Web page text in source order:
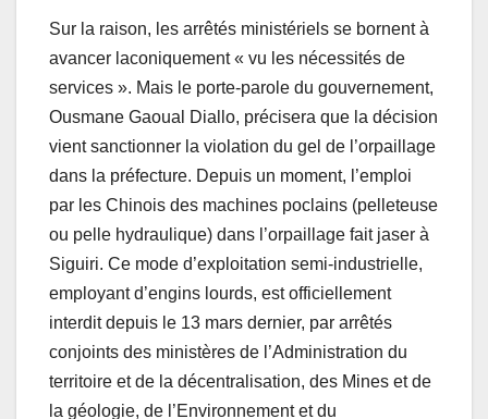
Sur la raison, les arrêtés ministériels se bornent à
avancer laconiquement « vu les nécessités de
services ». Mais le porte-parole du gouvernement,
Ousmane Gaoual Diallo, précisera que la décision
vient sanctionner la violation du gel de l’orpaillage
dans la préfecture. Depuis un moment, l’emploi
par les Chinois des machines poclains (pelleteuse
ou pelle hydraulique) dans l’orpaillage fait jaser à
Siguiri. Ce mode d’exploitation semi-industrielle,
employant d’engins lourds, est officiellement
interdit depuis le 13 mars dernier, par arrêtés
conjoints des ministères de l’Administration du
territoire et de la décentralisation, des Mines et de
la géologie, de l’Environnement et du